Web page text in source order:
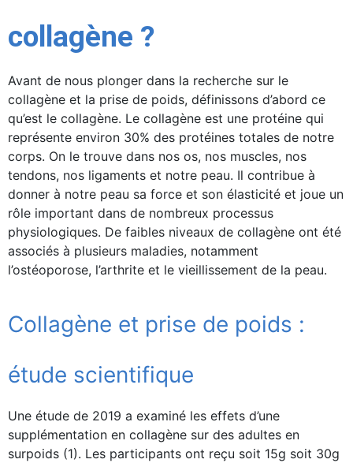
collagène ?
Avant de nous plonger dans la recherche sur le
collagène et la prise de poids, définissons d’abord ce
qu’est le collagène. Le collagène est une protéine qui
représente environ 30% des protéines totales de notre
corps. On le trouve dans nos os, nos muscles, nos
tendons, nos ligaments et notre peau. Il contribue à
donner à notre peau sa force et son élasticité et joue un
rôle important dans de nombreux processus
physiologiques. De faibles niveaux de collagène ont été
associés à plusieurs maladies, notamment
l’ostéoporose, l’arthrite et le vieillissement de la peau.
Collagène et prise de poids :
étude scientifique
Une étude de 2019 a examiné les effets d’une
supplémentation en collagène sur des adultes en
surpoids (1). Les participants ont reçu soit 15g soit 30g